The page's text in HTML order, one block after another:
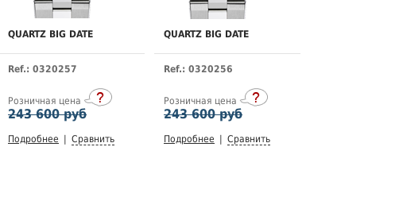
QUARTZ BIG DATE
Ref.: 0320257
Розничная цена
243 600 руб
Подробнее Сравнить
QUARTZ BIG DATE
Ref.: 0320256
Розничная цена
243 600 руб
Подробнее Сравнить